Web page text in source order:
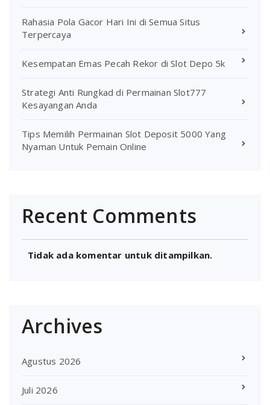
Rahasia Pola Gacor Hari Ini di Semua Situs
Terpercaya
Kesempatan Emas Pecah Rekor di Slot Depo 5k
Strategi Anti Rungkad di Permainan Slot777
Kesayangan Anda
Tips Memilih Permainan Slot Deposit 5000 Yang
Nyaman Untuk Pemain Online
Recent Comments
Tidak ada komentar untuk ditampilkan.
Archives
Agustus 2026
Juli 2026